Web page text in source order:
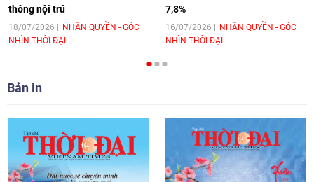
[Video] Trao tặng Kỷ niệm chương "Vì
hòa bình, hữu nghị giữa các dân tộc"
cho Đại sứ Hungary tại Việt Nam
[Video] Nhân dân Việt Nam luôn trân
trọng tình cảm của nước Nga
08:02 | 13/06/2026
thông nội trú
18/07/2026
NHÂN QUYỀN - GÓC
NHÌN THỜI ĐẠI
7,8%
16/07/2026
NHÂN QUYỀN - GÓC
NHÌN THỜI ĐẠI
Bản in